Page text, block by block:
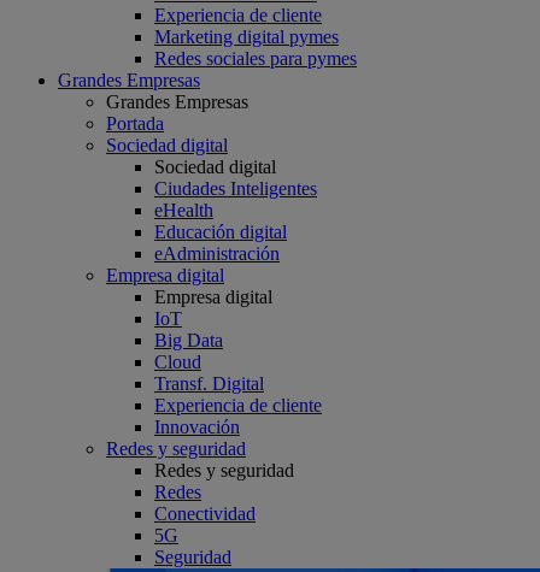
Experiencia de cliente
Marketing digital pymes
Redes sociales para pymes
Grandes Empresas
Grandes Empresas
Portada
Sociedad digital
Sociedad digital
Ciudades Inteligentes
eHealth
Educación digital
eAdministración
Empresa digital
Empresa digital
IoT
Big Data
Cloud
Transf. Digital
Experiencia de cliente
Innovación
Redes y seguridad
Redes y seguridad
Redes
Conectividad
5G
Seguridad